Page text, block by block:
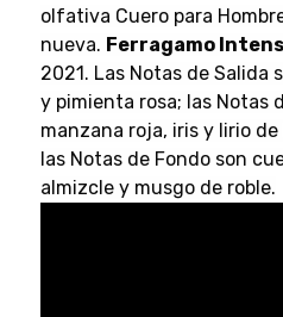
olfativa Cuero para
nueva. Ferragamo
2021. Las Notas de Salida
y pimienta rosa; las Notas
manzana roja, iris y lirio
las Notas de Fondo son
almizcle y musgo de roble.